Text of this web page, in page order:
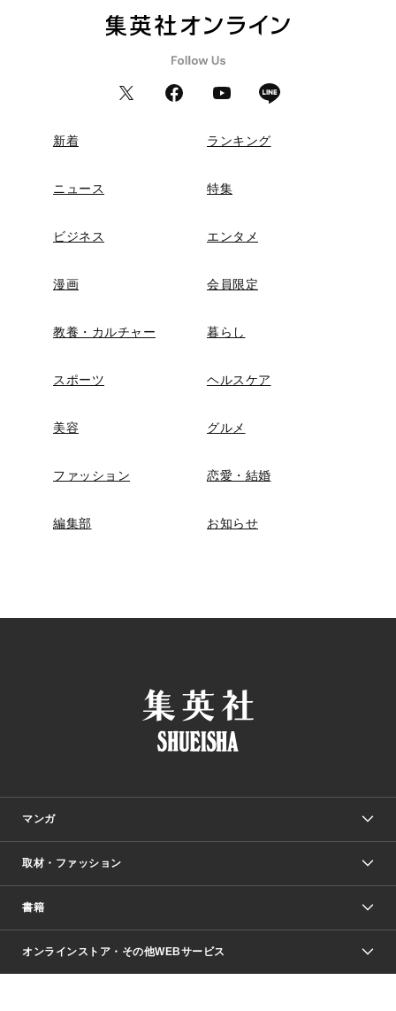
新着 ランキング
ニュース 特集
ビジネス エンタメ
漫画 会員限定
教養・カルチャー 暮らし
スポーツ ヘルスケア
美容 グルメ
ファッション 恋愛・結婚
編集部 お知らせ
マンガ
少年マンガ
Vジャンプ
週刊ヤングジャンプ
少女マンガ
取材・ファッション
Seventeen
芸能・情報・スポーツ
書籍
文芸・文庫・総合
オンラインストア・その他WEBサービス